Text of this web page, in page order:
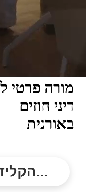
מורה פרטי ל
דיני חוזים
באורנית
הקלידו נושא לימוד...